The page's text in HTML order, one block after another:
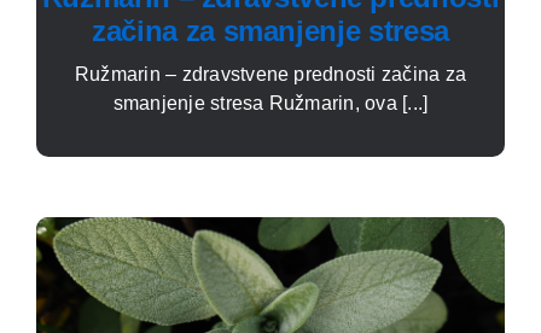
začina za smanjenje stresa
Ružmarin – zdravstvene prednosti začina za
smanjenje stresa Ružmarin, ova [...]